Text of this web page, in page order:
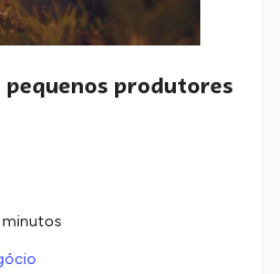
produtores
minutos